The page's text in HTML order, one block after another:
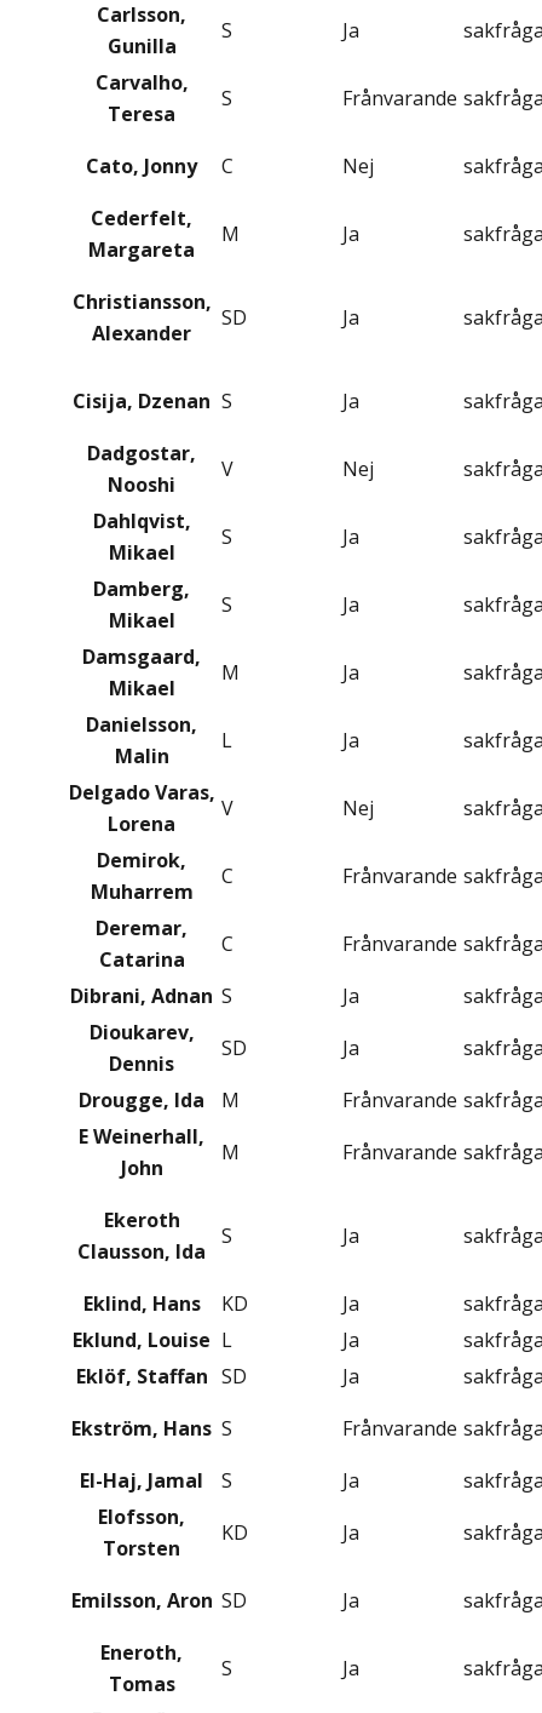
Carlsson,
Gunilla
S Ja
Carvalho,
Teresa
S Frånvarande
Cato, Jonny C Nej
Cederfelt,
Margareta
M Ja
Christiansson,
Alexander
SD Ja
Cisija, Dzenan S Ja
Dadgostar,
Nooshi
V Nej
Dahlqvist,
Mikael
S Ja
Damberg,
Mikael
S Ja
Damsgaard,
Mikael
M Ja
Danielsson,
Malin
L Ja
Delgado Varas,
Lorena
V Nej
Demirok,
Muharrem
C Frånvarande
Deremar,
Catarina
C Frånvarande
Dibrani, Adnan S Ja
Dioukarev,
Dennis
SD Ja
Drougge, Ida
M Frånvarande
E Weinerhall,
John
M Frånvarande
Ekeroth
Clausson, Ida
S Ja
Eklind, Hans KD Ja
Eklund, Louise L Ja
Eklöf, Staffan SD Ja
Ekström, Hans S Frånvarande
El-Haj, Jamal
S Ja
Elofsson,
Torsten
KD Ja
Emilsson, Aron SD Ja
Eneroth,
Tomas
S Ja